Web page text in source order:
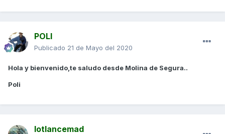
POLI
Publicado 21 de Mayo del 2020
Hola y bienvenido,te saludo desde Molina de Segura..
Poli
lotlancemad